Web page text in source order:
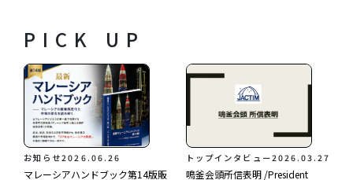
PICK UP
お知らせ2026.06.26
マレーシアハンドブック第14版販
トップインタビュー2026.03.27
鳴釜会頭所信表明 /President